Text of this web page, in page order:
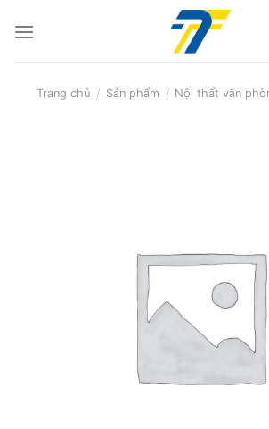
Trang chủ / Sản phẩm / Nội thất văn